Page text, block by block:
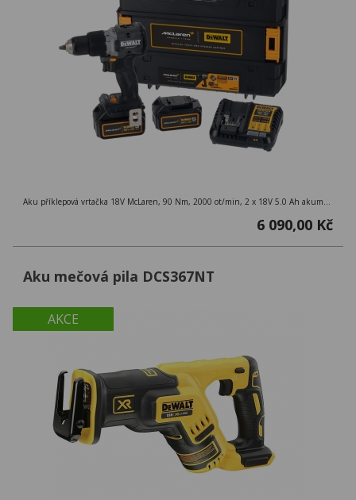
Aku příklepová vrtačka 18V McLaren, 90 Nm, 2000 ot/min, 2 x 18V 5.0 Ah akumulátory, nabíječka, kufr TSTAK
6 090,00 Kč
AKCE
Aku mečová pila DCS367NT